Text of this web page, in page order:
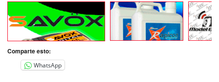
Comparte esto:
WhatsApp